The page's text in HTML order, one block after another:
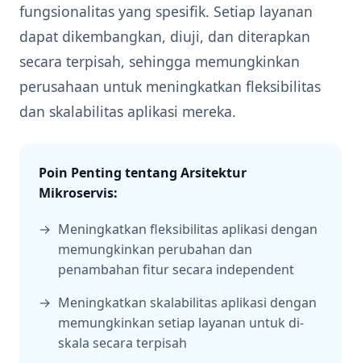
fungsionalitas yang spesifik. Setiap layanan
dapat dikembangkan, diuji, dan diterapkan
secara terpisah, sehingga memungkinkan
perusahaan untuk meningkatkan fleksibilitas
dan skalabilitas aplikasi mereka.
Poin Penting tentang Arsitektur
Mikroservis:
Meningkatkan fleksibilitas aplikasi dengan
memungkinkan perubahan dan
penambahan fitur secara independent
Meningkatkan skalabilitas aplikasi dengan
memungkinkan setiap layanan untuk di-
skala secara terpisah